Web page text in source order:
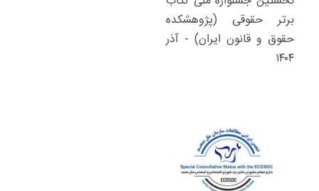
برتر حقوقی (پژوهشکده
حقوق و قانون ایران) - آذر
۱۴۰۴